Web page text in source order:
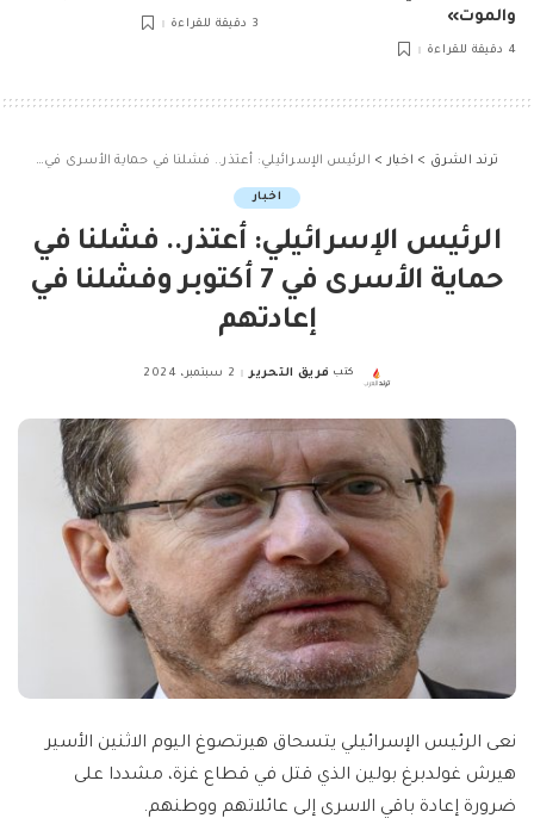
والموت»
4 دقيقة للقراءة
3 دقيقة للقراءة
ترند الشرق > اخبار > الرئيس الإسرائيلي: أعتذر.. فشلنا في حماية الأسرى في 7 أكتوبر وفشلنا في إعادتهم
اخبار
الرئيس الإسرائيلي: أعتذر.. فشلنا في
حماية الأسرى في 7 أكتوبر وفشلنا في
إعادتهم
Posted
كتب فريق التحرير 2 سبتمبر، 2024
نعى الرئيس الإسرائيلي يتسحاق هيرتصوغ اليوم الاثنين الأسير
هيرش غولدبرغ بولين الذي قتل في قطاع غزة، مشددا على
ضرورة إعادة باقي الاسرى إلى عائلاتهم ووطنهم.